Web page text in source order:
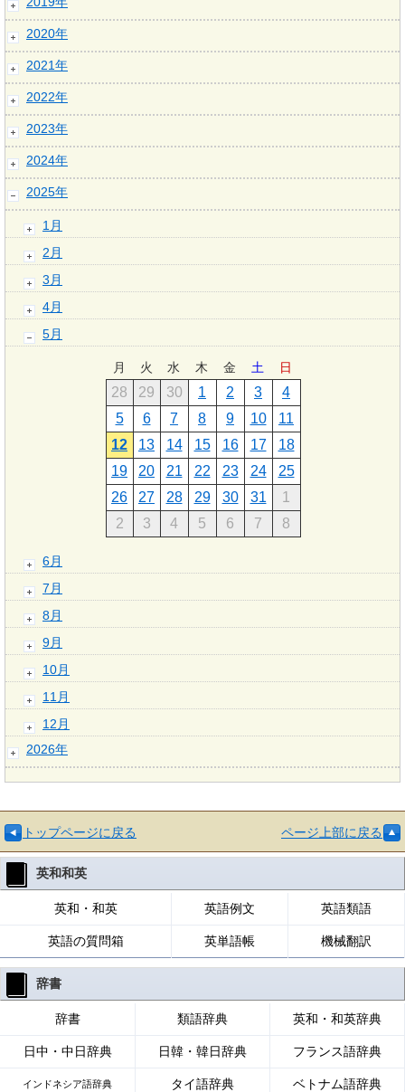
2020年
2021年
2022年
2023年
2024年
2025年
1月
2月
3月
4月
5月
月 火 水 木 金 土 日
28 29 30 1 2 3
4
5
6 7 8 9 10
11
12
13 14 15 16 17
18
19
20 21 22 23 24
25
26
27 28 29 30 31
1
2
3 4 5 6 7 8
6月
7月
8月
9月
10月
11月
12月
2026年
トップページに戻る ページ上部に戻る
英和和英
英和・和英 英語例文 英語類語
英語の質問箱 英単語帳 機械翻訳
辞書
辞書 類語辞典 英和・和英辞典
日中・中日辞典 日韓・韓日辞典 フランス語辞典
インドネシア語辞典 タイ語辞典 ベトナム語辞典